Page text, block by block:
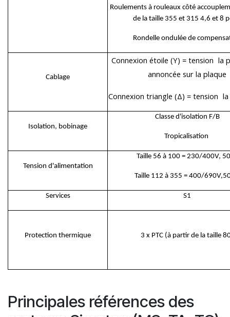
Roulements à rouleaux côté
de la taille 355 et 315 4,6 et 8
Rondelle ondulée de
Cablage
Connexion étoile (Y) = tension la
annoncée sur la plaque
Connexion triangle (Δ) = tension
Isolation, bobinage
Classe d'isolation F/B
Tropicalisation
Tension d'alimentation
Taille 56 à 100 = 230/400V,
Taille 112 à 355 = 400/
Services S1
Protection thermique 3 x PTC (à partir de la taille
Principales références des